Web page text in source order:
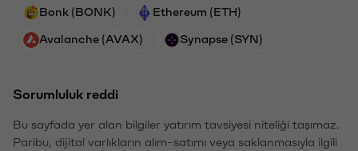
Bonk (BONK) Ethereum (ETH)
Avalanche (AVAX) Synapse (SYN)
Sorumluluk reddi
Bu sayfada yer alan bilgiler yatırım tavsiyesi niteliği taşımaz.
Paribu, dijital varlıkların alım-satımı veya saklanmasıyla ilgili